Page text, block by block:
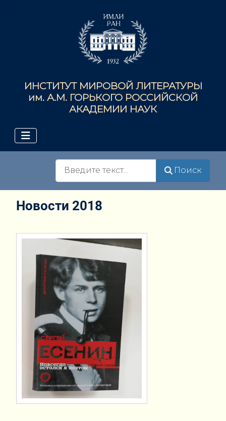
ИНСТИТУТ МИРОВОЙ ЛИТЕРАТУРЫ
им. А.М. ГОРЬКОГО РОССИЙСКОЙ
АКАДЕМИИ НАУК
Поиск
Новости 2018